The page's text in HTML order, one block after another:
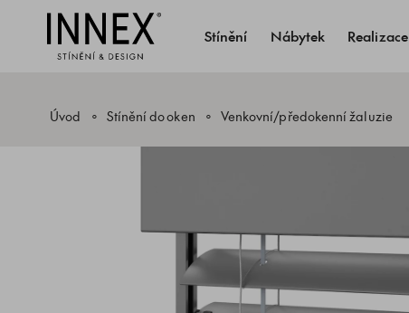
Stínění Nábytek Realizace
Úvod Stínění do oken Venkovní/předokenní žaluzie